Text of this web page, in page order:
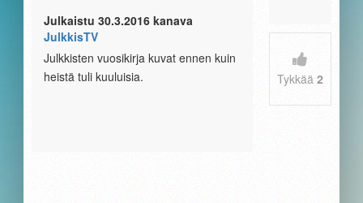
Julkaistu 30.3.2016 kanava
JulkkisTV
Julkkisten vuosikirja kuvat ennen kuin
heistä tuli kuuluisia.
Tykkää 2